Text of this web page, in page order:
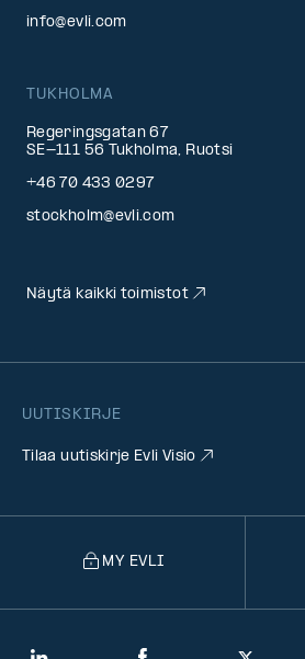
UUTISKIRJE
Tilaa uutiskirje Evli Visio
info@evli.com
TUKHOLMA
Regeringsgatan 67
SE-111 56 Tukholma, Ruotsi
+46 70 433 0297
stockholm@evli.com
Näytä kaikki toimistot
MY EVLI